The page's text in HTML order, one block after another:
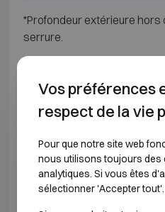
*Profondeur extérieure hors
serrure.
FEU 60P
IV 110
IV 170
Vos préférences
respect de la vie
Pour que notre site web
nous utilisons toujours
analytiques. Si vous êtes
sélectionner 'Accepter tout'.